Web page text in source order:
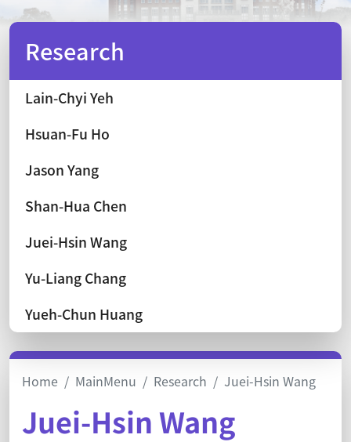
Research
Lain-Chyi Yeh
Hsuan-Fu Ho
Jason Yang
Shan-Hua Chen
Juei-Hsin Wang
Yu-Liang Chang
Yueh-Chun Huang
Home MainMenu Research Juei-Hsin Wang
Juei-Hsin Wang